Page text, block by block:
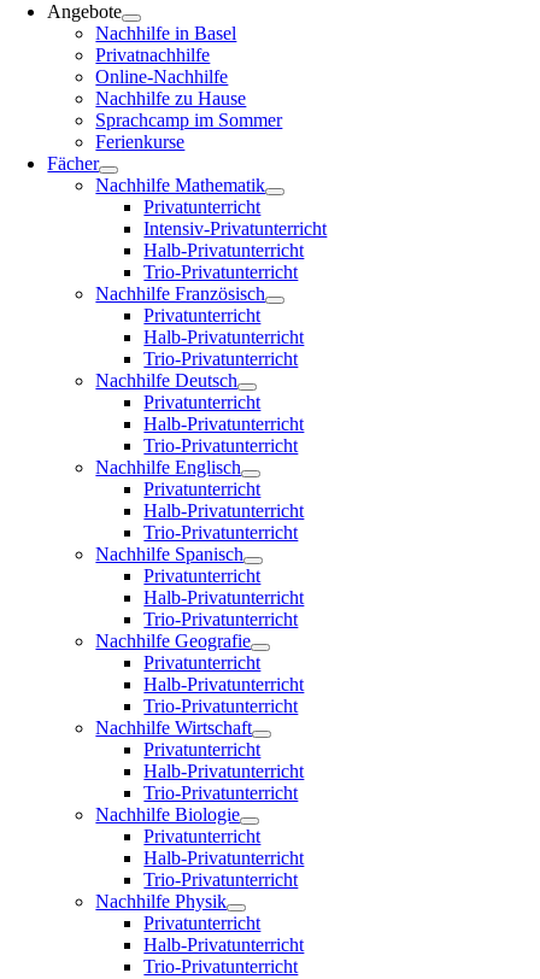
Angebote
Nachhilfe in Basel
Privatnachhilfe
Online-Nachhilfe
Nachhilfe zu Hause
Sprachcamp im Sommer
Ferienkurse
Fächer
Nachhilfe Mathematik
Privatunterricht
Intensiv-Privatunterricht
Halb-Privatunterricht
Trio-Privatunterricht
Nachhilfe Französisch
Privatunterricht
Halb-Privatunterricht
Trio-Privatunterricht
Nachhilfe Deutsch
Privatunterricht
Halb-Privatunterricht
Trio-Privatunterricht
Nachhilfe Englisch
Privatunterricht
Halb-Privatunterricht
Trio-Privatunterricht
Nachhilfe Spanisch
Privatunterricht
Halb-Privatunterricht
Trio-Privatunterricht
Nachhilfe Geografie
Privatunterricht
Halb-Privatunterricht
Trio-Privatunterricht
Nachhilfe Wirtschaft
Privatunterricht
Halb-Privatunterricht
Trio-Privatunterricht
Nachhilfe Biologie
Privatunterricht
Halb-Privatunterricht
Trio-Privatunterricht
Nachhilfe Physik
Privatunterricht
Halb-Privatunterricht
Trio-Privatunterricht